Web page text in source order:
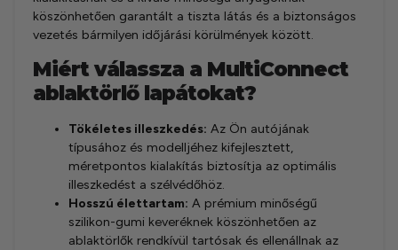
köszönhetően garantált a tiszta látás és a biztonságos
vezetés bármilyen időjárási körülmények között.
Miért válassza a MultiConnect
ablaktörlő lapátokat?
Tökéletes illeszkedés: Az Ön autójának
típusához és modelljéhez kifejlesztett,
méretpontos kialakítás biztosítja az optimális
illeszkedést a szélvédőhöz.
Hosszú élettartam: A prémium minőségű
szilikon-gumi keveréknek köszönhetően az
ablaktörlők rendkívül tartósak és ellenállnak az